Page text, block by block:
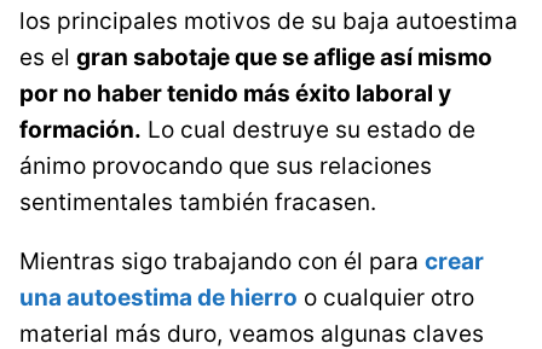
los principales motivos de su baja autoestima
es el gran sabotaje que se aflige así mismo
por no haber tenido más éxito laboral y
formación. Lo cual destruye su estado de
ánimo provocando que sus relaciones
sentimentales también fracasen.
Mientras sigo trabajando con él para crear
una autoestima de hierro o cualquier otro
material más duro, veamos algunas claves